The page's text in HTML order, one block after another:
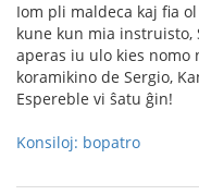
Iom pli maldeca kaj fia
kune kun mia instruisto,
aperas iu ulo kies nomo
koramikino de Sergio,
Espereble vi ŝatu ĝin!
Konsiloj: bopatro